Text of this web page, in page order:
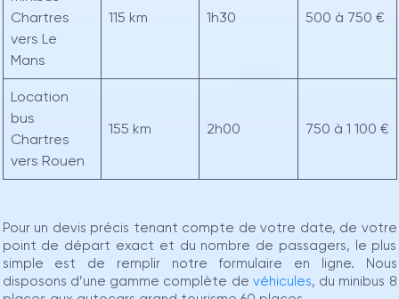
Chartres
vers Le
Mans
115 km 1h30 500 à 750 €
Location
bus
Chartres
vers Rouen
155 km 2h00 750 à 1 100 €
Pour un devis précis tenant compte de votre date, de votre
point de départ exact et du nombre de passagers, le plus
simple est de remplir notre formulaire en ligne. Nous
disposons d’une gamme complète de véhicules, du minibus 8